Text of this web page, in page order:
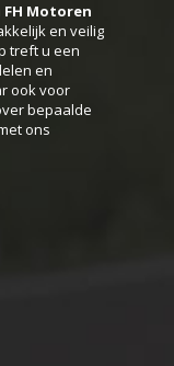
FH Motoren
en veilig
treft u een
en
ook voor
bepaalde
ons